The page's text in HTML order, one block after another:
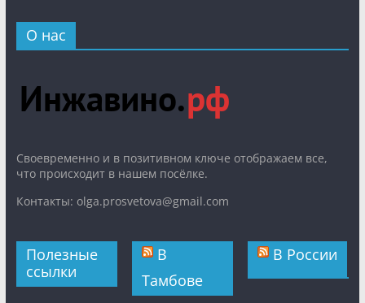
О нас
Cвоевременно и в позитивном ключе отображаем все,
что происходит в нашем посёлке.
Контакты: olga.prosvetova@gmail.com
Полезные
ссылки
В
Тамбове
В России